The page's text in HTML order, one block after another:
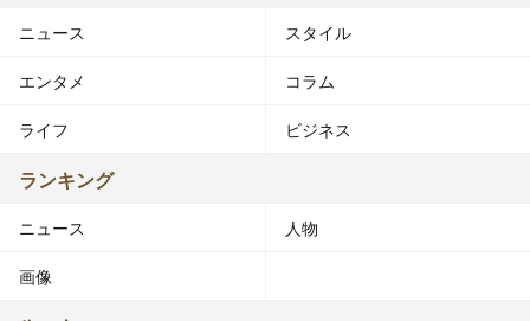
ニュース スタイル
エンタメ コラム
ライフ ビジネス
ランキング
ニュース 人物
画像